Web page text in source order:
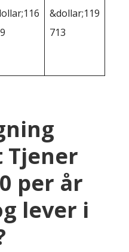
&dollar;119
713
per år
lever i